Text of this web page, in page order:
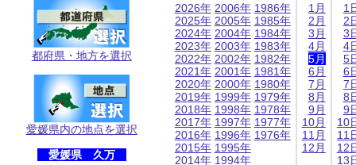
都府県・地方を選択
愛媛県内の地点を選択
愛媛県 久万
2026年
2025年
2024年
2023年
2022年
2021年
2020年
2019年
2018年
2017年
2016年
2015年
2014年
2006年
2005年
2004年
2003年
2002年
2001年
2000年
1999年
1998年
1997年
1996年
1995年
1994年
1986年
1985年
1984年
1983年
1982年
1981年
1980年
1979年
1978年
1977年
1976年
1月
2月
3月
4月
5月
6月
7月
8月
9月
10月
11月
12月
1
2
3
4
5
6
7
8
9
10
11
12
13